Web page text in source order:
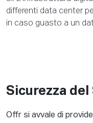
differenti data center
in caso guasto a un
Sicurezza
Offr si avvale di